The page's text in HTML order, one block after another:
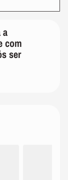
a
com
ser